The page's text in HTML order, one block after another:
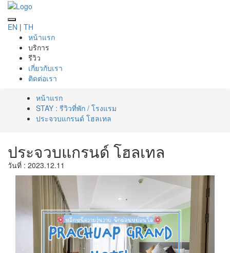
EN | TH
หน้าแรก
บริการ
รีวิว
เกี่ยวกับเรา
ติดต่อเรา
หน้าแรก
STAY : รีวิวที่พัก / โรงแรม
ประจวบแกรนด์ โฮลเทล
ประจวบแกรนด์ โฮลเทล
วันที่ : 2023.12.11